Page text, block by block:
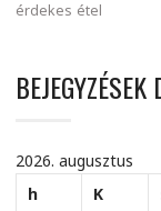
érdekes étel
2026. augusztus
h
K